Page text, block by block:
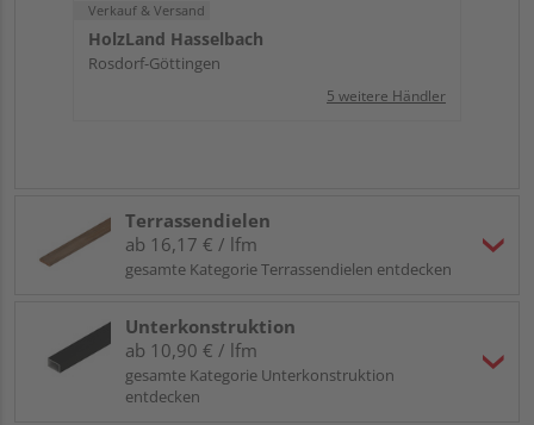
Verkauf & Versand
HolzLand Hasselbach
Rosdorf-Göttingen
5 weitere Händler
Terrassendielen
ab 16,17 € / lfm
gesamte Kategorie Terrassendielen entdecken
Unterkonstruktion
ab 10,90 € / lfm
gesamte Kategorie Unterkonstruktion
entdecken